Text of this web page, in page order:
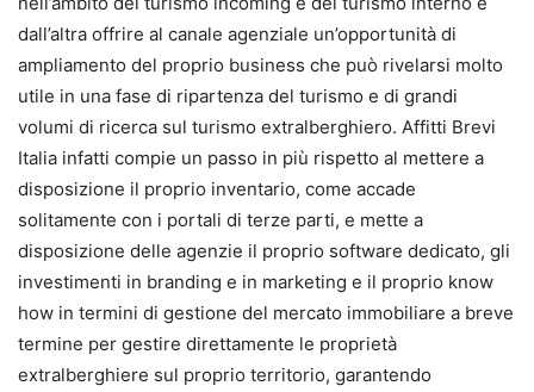
dall’altra offrire al canale agenziale un’opportunità di
ampliamento del proprio business che può rivelarsi molto
utile in una fase di ripartenza del turismo e di grandi
volumi di ricerca sul turismo extralberghiero. Affitti Brevi
Italia infatti compie un passo in più rispetto al mettere a
disposizione il proprio inventario, come accade
solitamente con i portali di terze parti, e mette a
disposizione delle agenzie il proprio software dedicato, gli
investimenti in branding e in marketing e il proprio know
how in termini di gestione del mercato immobiliare a breve
termine per gestire direttamente le proprietà
extralberghiere sul proprio territorio, garantendo